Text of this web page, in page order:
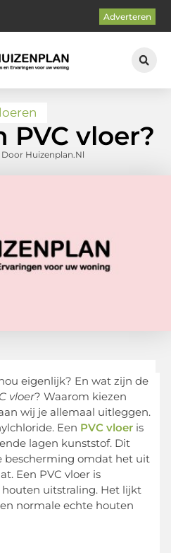
Adverteren
PVC vloer?
Huizenplan.nl
eigenlijk? En wat zijn de
vloer? Waarom kiezen
wij je allemaal uitleggen.
Een PVC vloer is
lagen kunststof. Dit
bescherming omdat het uit
Een PVC vloer is
uitstraling. Het lijkt
normale echte houten